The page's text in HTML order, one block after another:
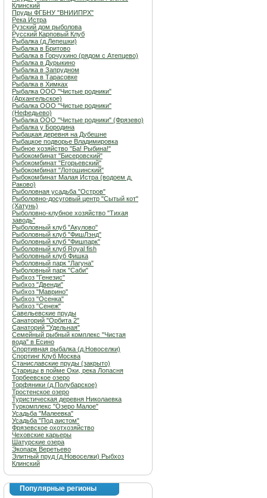
Клинский
Пруды ФГБНУ "ВНИИПРХ"
Река Истра
Рузский дом рыболова
Русский Карповый Клуб
Рыбалка (д.Лепешки)
Рыбалка в Бритово
Рыбалка в Горчухино (рядом с Атепцево)
Рыбалка в Дурыкино
Рыбалка в Запрудном
Рыбалка в Тарасовке
Рыбалка в Химках
Рыбалка ООО "Чистые родники"
(Архангельское)
Рыбалка ООО "Чистые родники"
(Нефедьево)
Рыбалка ООО "Чистые родники" (Фрязево)
Рыбалка у Бородина
Рыбацкая деревня на Дубешне
Рыбацкое подворье Владимировка
Рыбное хозяйство "Ба! Рыбина!"
Рыбокомбинат "Бисеровский"
Рыбокомбинат "Егорьевский"
Рыбокомбинат "Лотошинский"
Рыбокомбинат Малая Истра (водоем д.
Раково)
Рыболовная усадьба "Остров"
Рыболовно-досуговый центр "Сытый кот"
(Хатунь)
Рыболовно-клубное хозяйство "Тихая
заводь"
Рыболовный клуб "Акулово"
Рыболовный клуб "ФишЛэнд"
Рыболовный клуб "Фишпарк"
Рыболовный клуб Royal fish
Рыболовный клуб Фишка
Рыболовный парк "Лагуна"
Рыболовный парк "Саби"
Рыбхоз "Генезис"
Рыбхоз "Двенди"
Рыбхоз "Маврино"
Рыбхоз "Осенка"
Рыбхоз "Сенеж"
Савельевские пруды
Санаторий "Орбита 2"
Санаторий "Удельная"
Семейный рыбный комплекс "Чистая
вода" в Есино
Спортивная рыбалка (д.Новоселки)
Спортинг Клуб Москва
Станиславские пруды (закрыто)
Старицы в пойме Оки, река Лопасня
Торбеевское озеро
Торфяники (д.Полубарское)
Тростенское озеро
Туристическая деревня Николаевка
Туркомплекс "Озеро Малое"
Усадьба "Малеевка"
Усадьба "Под аистом"
Фрязевское охотхозяйство
Чеховские карьеры
Шатурские озера
Экопарк Веретьево
Элитный пруд (д.Новоселки) Рыбхоз
Клинский
Популярные регионы